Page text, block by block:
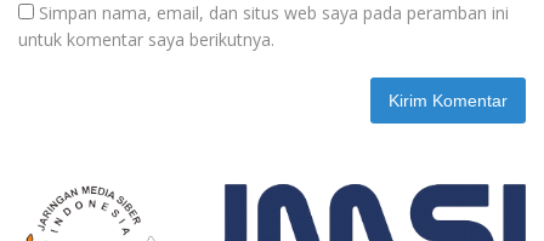
Simpan nama, email, dan situs web saya pada peramban ini
untuk komentar saya berikutnya.